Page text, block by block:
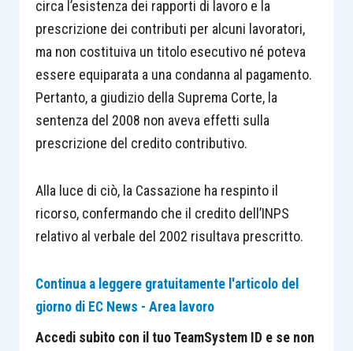
circa l’esistenza dei rapporti di lavoro e la
prescrizione dei contributi per alcuni lavoratori,
ma non costituiva un titolo esecutivo né poteva
essere equiparata a una condanna al pagamento.
Pertanto, a giudizio della Suprema Corte, la
sentenza del 2008 non aveva effetti sulla
prescrizione del credito contributivo.
Alla luce di ciò, la Cassazione ha respinto il
ricorso, confermando che il credito dell’INPS
relativo al verbale del 2002 risultava prescritto.
Continua a leggere gratuitamente l'articolo del
giorno di EC News - Area lavoro
Accedi subito con il tuo TeamSystem ID e se non